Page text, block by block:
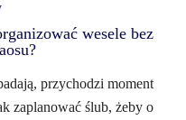
wesele bez
przychodzi moment
zaplanować ślub, żeby o